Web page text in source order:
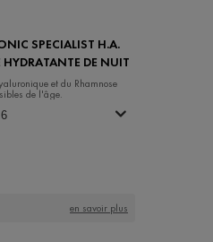
SPECIALIST H.A.
DE NUIT
et du Rhamnose
de l'âge.
en savoir plus